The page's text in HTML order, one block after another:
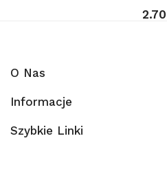
2.70
O Nas
Informacje
Szybkie Linki